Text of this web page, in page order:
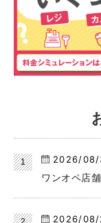
2026/08/
ワンオペ店
2026/08/